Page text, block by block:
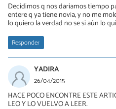
Decidimos q nos dariamos tiempo
entere q ya tiene novia, y no me
lo quiero la verdad no se si aún lo
Responder
YADIRA
26/04/2015
HACE POCO ENCONTRE ESTE
LEO Y LO VUELVO A LEER.